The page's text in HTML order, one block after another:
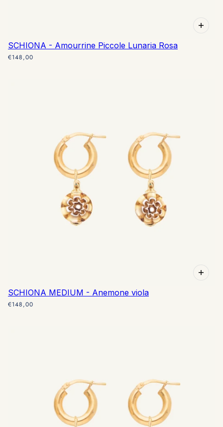
SCHIONA - Amourrine Piccole Lunaria Rosa
€148,00
SCHIONA MEDIUM - Anemone viola
€148,00